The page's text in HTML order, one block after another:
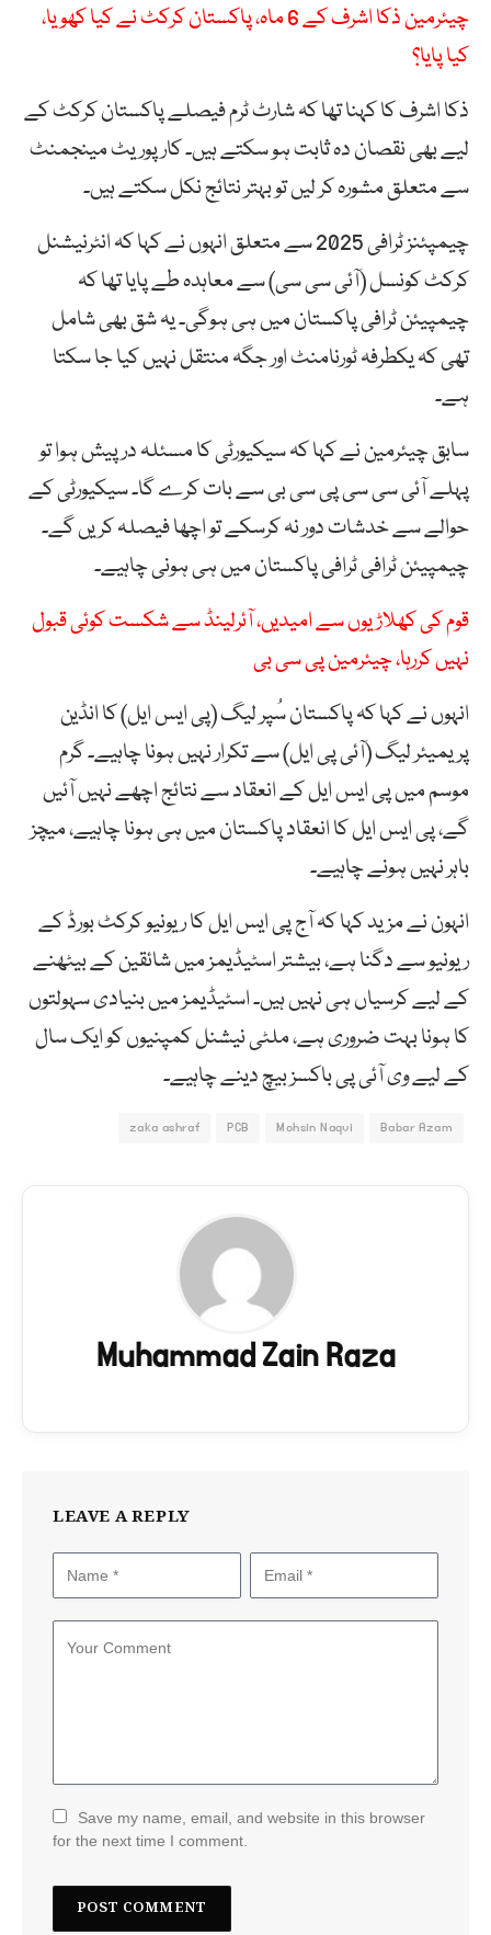
چیئرمین ذکا اشرف کے 6 ماہ، پاکستان کرکٹ نے کیا کھویا،
کیا پایا؟
ذکا اشرف کا کہنا تھا کہ شارٹ ٹرم فیصلے پاکستان کرکٹ کے
لیے بھی نقصان دہ ثابت ہو سکتے ہیں۔ کارپوریٹ مینجمنٹ
سے متعلق مشورہ کر لیں تو بہتر نتائج نکل سکتے ہیں۔
چیمپئنز ٹرافی 2025 سے متعلق انہوں نے کہا کہ انٹرنیشنل
کرکٹ کونسل (آئی سی سی) سے معاہدہ طے پایا تھا کہ
چیمپیئن ٹرافی پاکستان میں ہی ہوگی۔ یہ شق بھی شامل
تھی کہ یکطرفہ ٹورنامنٹ اور جگہ منتقل نہیں کیا جا سکتا
ہے۔
سابق چیئرمین نے کہا کہ سیکیورٹی کا مسئلہ درپیش ہوا تو
پہلے آئی سی سی پی سی بی سے بات کرے گا۔ سیکیورٹی کے
حوالے سے خدشات دور نہ کرسکے تو اچھا فیصلہ کریں گے۔
چیمپیئن ٹرافی ٹرافی پاکستان میں ہی ہونی چاہیے۔
قوم کی کھلاڑیوں سے امیدیں، آئرلینڈ سے شکست کوئی قبول
نہیں کررہا، چیئرمین پی سی بی
انہوں نے کہا کہ پاکستان سُپر لیگ (پی ایس ایل) کا انڈین
پریمیئر لیگ (آئی پی ایل) سے تکرار نہیں ہونا چاہیے۔ گرم
موسم میں پی ایس ایل کے انعقاد سے نتائج اچھے نہیں آئیں
گے، پی ایس ایل کا انعقاد پاکستان میں ہی ہونا چاہیے، میچز
باہر نہیں ہونے چاہیے۔
انہون نے مزید کہا کہ آج پی ایس ایل کا ریونیو کرکٹ بورڈ کے
ریونیو سے دگنا ہے، بیشتر اسٹیڈیمز میں شائقین کے بیٹھنے
کے لیے کرسیاں ہی نہیں ہیں۔ اسٹیڈیمز میں بنیادی سہولتوں
کا ہونا بہت ضروری ہے، ملٹی نیشنل کمپنیوں کو ایک سال
کے لیے وی آئی پی باکسز بیچ دینے چاہیے۔
Babar Azam
Mohsin Naqvi
PCB
zaka ashraf
Muhammad Zain Raza
LEAVE A REPLY
Save my name, email, and website in this browser
for the next time I comment.